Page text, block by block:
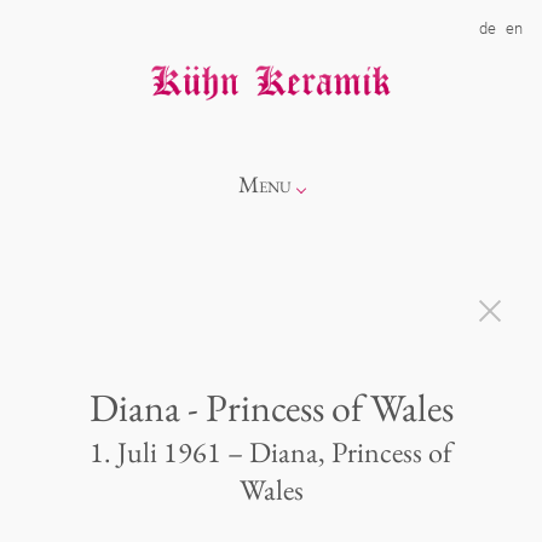
de en
Menu
Neuheiten
Alice
Showroom
Über uns
Diana - Princess of Wales
1. Juli 1961 – Diana, Princess of
Wales